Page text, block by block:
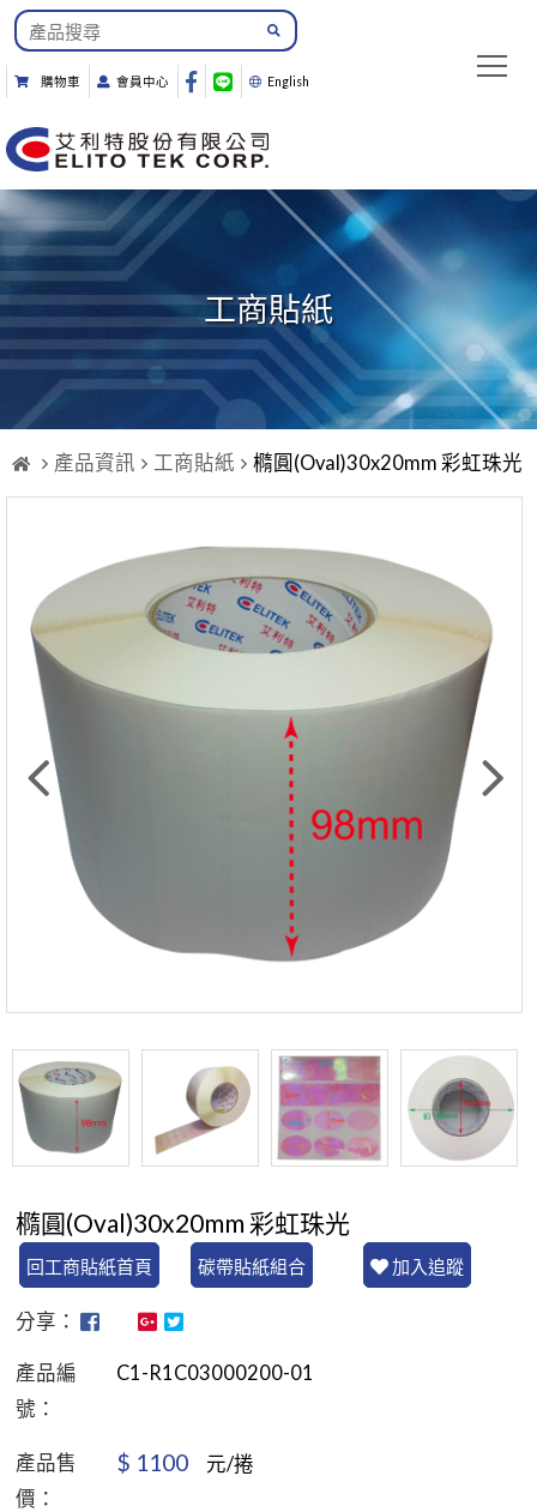
購物車 會員中心 English
工商貼紙
產品資訊 工商貼紙 橢圓(Oval)30x20mm 彩虹珠光
橢圓(Oval)30x20mm 彩虹珠光
回工商貼紙首頁 碳帶貼紙組合 加入追蹤
分享：
產品編
號：
C1-R1C03000200-01
產品售
價：
$ 1100 元/捲